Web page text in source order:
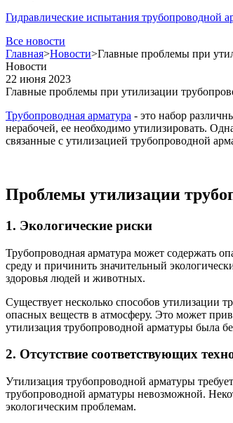
Гидравлические испытания трубопроводной
Все новости
Главная>Новости>Главные проблемы при
Новости
22 июня 2023
Главные проблемы при утилизации
Трубопроводная арматура - это набор
нерабочей, ее необходимо утилизировать.
связанные с утилизацией трубопроводной
Проблемы утилизации
1. Экологические риски
Трубопроводная арматура может содержать
среду и причинить значительный
здоровья людей и животных.
Существует несколько способов
опасных веществ в атмосферу. Это может
утилизация трубопроводной арматуры была
2. Отсутствие соответствующих
Утилизация трубопроводной арматуры
трубопроводной арматуры невозможной.
экологическим проблемам.